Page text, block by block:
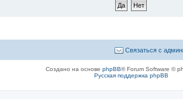
Связаться с
Создано на основе phpBB® Forum Software ©
Русская поддержка phpBB